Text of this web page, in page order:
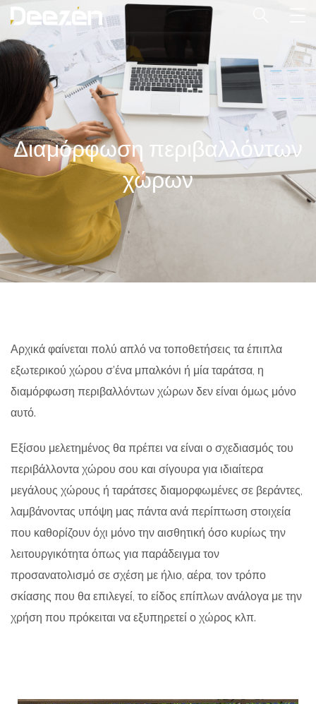
Διαμόρφωση περιβαλλόντων
χώρων
Αρχικά φαίνεται πολύ απλό να τοποθετήσεις τα έπιπλα
εξωτερικού χώρου σ’ένα μπαλκόνι ή μία ταράτσα, η
διαμόρφωση περιβαλλόντων χώρων δεν είναι όμως μόνο
αυτό.
Εξίσου μελετημένος θα πρέπει να είναι ο σχεδιασμός του
περιβάλλοντα χώρου σου και σίγουρα για ιδιαίτερα
μεγάλους χώρους ή ταράτσες διαμορφωμένες σε βεράντες,
λαμβάνοντας υπόψη μας πάντα ανά περίπτωση στοιχεία
που καθορίζουν όχι μόνο την αισθητική όσο κυρίως την
λειτουργικότητα όπως για παράδειγμα τον
προσανατολισμό σε σχέση με ήλιο, αέρα, τον τρόπο
σκίασης που θα επιλεγεί, το είδος επίπλων ανάλογα με την
χρήση που πρόκειται να εξυπηρετεί ο χώρος κλπ.